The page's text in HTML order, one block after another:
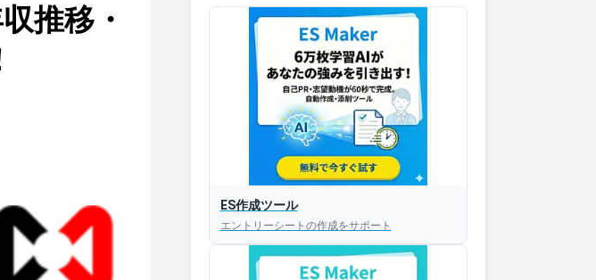
推移・
ES作成ツール
エントリーシートの作成をサポート